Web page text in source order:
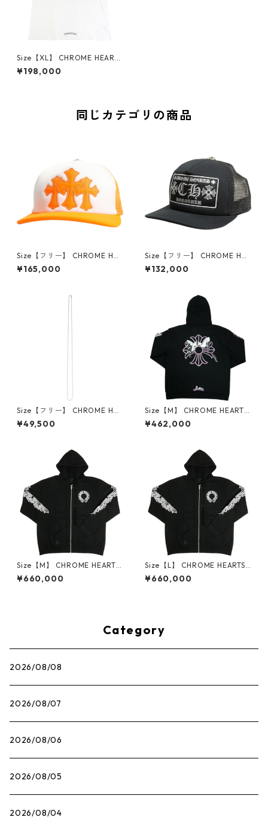
Size【XL】 CHROME HEARTS
クロム・ハーツ TOKYO SCRO
LL SS T-SHIRT WHITE 東京限
¥198,000
同じカテゴリの商品
Size【フリー】 CHROME HEA
RTS クロム・ハーツ TRUCKE
R CAP NEW 3 CEM CRS ORA
¥165,000
Size【フリー】 CHROME HEA
RTS クロム・ハーツ HONOLU
LU TRUCKER CAP BLACK ホ
¥132,000
Size【フリー】 CHROME HEA
RTS クロム・ハーツ BALL CH
AIN 30I SILVER ネックレスチ
¥49,500
Size【M】 CHROME HEARTS
クロム・ハーツ DEADLY DOL
L PULLOVER HOODIE BLACK
¥462,000
Size【M】 CHROME HEARTS
クロム・ハーツ HORSESHOE
FULL ZIP HOODIE BLACK ジ
¥660,000
Size【L】 CHROME HEARTS
クロム・ハーツ HORSESHOE
FULL ZIP HOODIE BLACK ジ
¥660,000
Category
2026/08/08
2026/08/07
2026/08/06
2026/08/05
2026/08/04